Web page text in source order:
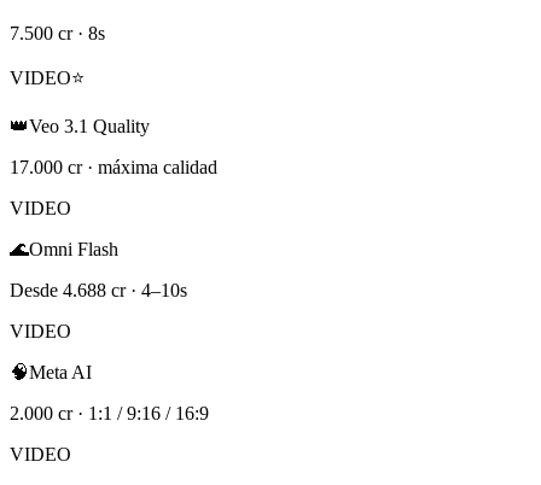
7.500 cr · 8s
VIDEO⭐
👑Veo 3.1 Quality
17.000 cr · máxima calidad
VIDEO
🌊Omni Flash
Desde 4.688 cr · 4–10s
VIDEO
🧠Meta AI
2.000 cr · 1:1 / 9:16 / 16:9
VIDEO